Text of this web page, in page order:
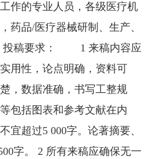
作的专业人员，各级医疗机
药品/医疗器械研制、生产、
稿要求： 1 来稿内容应
用性，论点明确，资料可
，数据准确，书写工整规
包括图表和参考文献在内
宜超过5 000字。论著摘要、
字。 2 所有来稿应确保无一